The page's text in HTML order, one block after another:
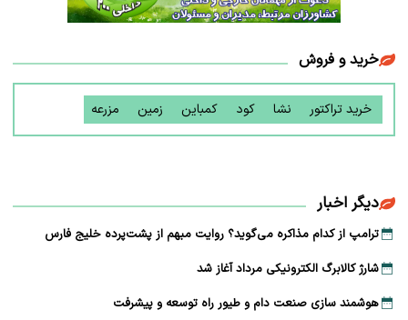
خرید و فروش
خرید تراکتور نشا کود کمباین زمین مزرعه
دیگر اخبار
ترامپ از کدام مذاکره می‌گوید؟ روایت مبهم از پشت‌پرده خلیج فارس
شارژ کالابرگ الکترونیکی مرداد آغاز شد
هوشمند سازی صنعت دام و طیور راه توسعه و پیشرفت